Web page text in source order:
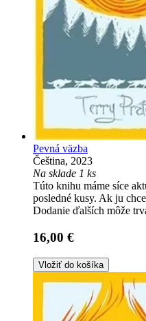
Pevná väzba
Čeština, 2023
Na sklade 1 ks
Túto knihu máme síce
posledné kusy. Ak ju
Dodanie ďalších môže
16,00 €
Vložiť do košíka